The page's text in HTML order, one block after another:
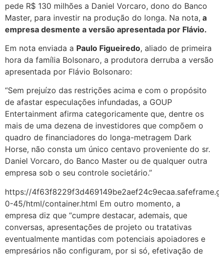
pede R$ 130 milhões a Daniel Vorcaro, dono do Banco
Master, para investir na produção do longa. Na nota, a
empresa desmente a versão apresentada por Flávio.
Em nota enviada a Paulo Figueiredo, aliado de primeira
hora da família Bolsonaro, a produtora derruba a versão
apresentada por Flávio Bolsonaro:
“Sem prejuízo das restrições acima e com o propósito
de afastar especulações infundadas, a GOUP
Entertainment afirma categoricamente que, dentre os
mais de uma dezena de investidores que compõem o
quadro de financiadores do longa-metragem Dark
Horse, não consta um único centavo proveniente do sr.
Daniel Vorcaro, do Banco Master ou de qualquer outra
empresa sob o seu controle societário.”
https://
0-45/html/container.html Em outro momento, a
empresa diz que “cumpre destacar, ademais, que
conversas, apresentações de projeto ou tratativas
eventualmente mantidas com potenciais apoiadores e
empresários não configuram, por si só, efetivação de